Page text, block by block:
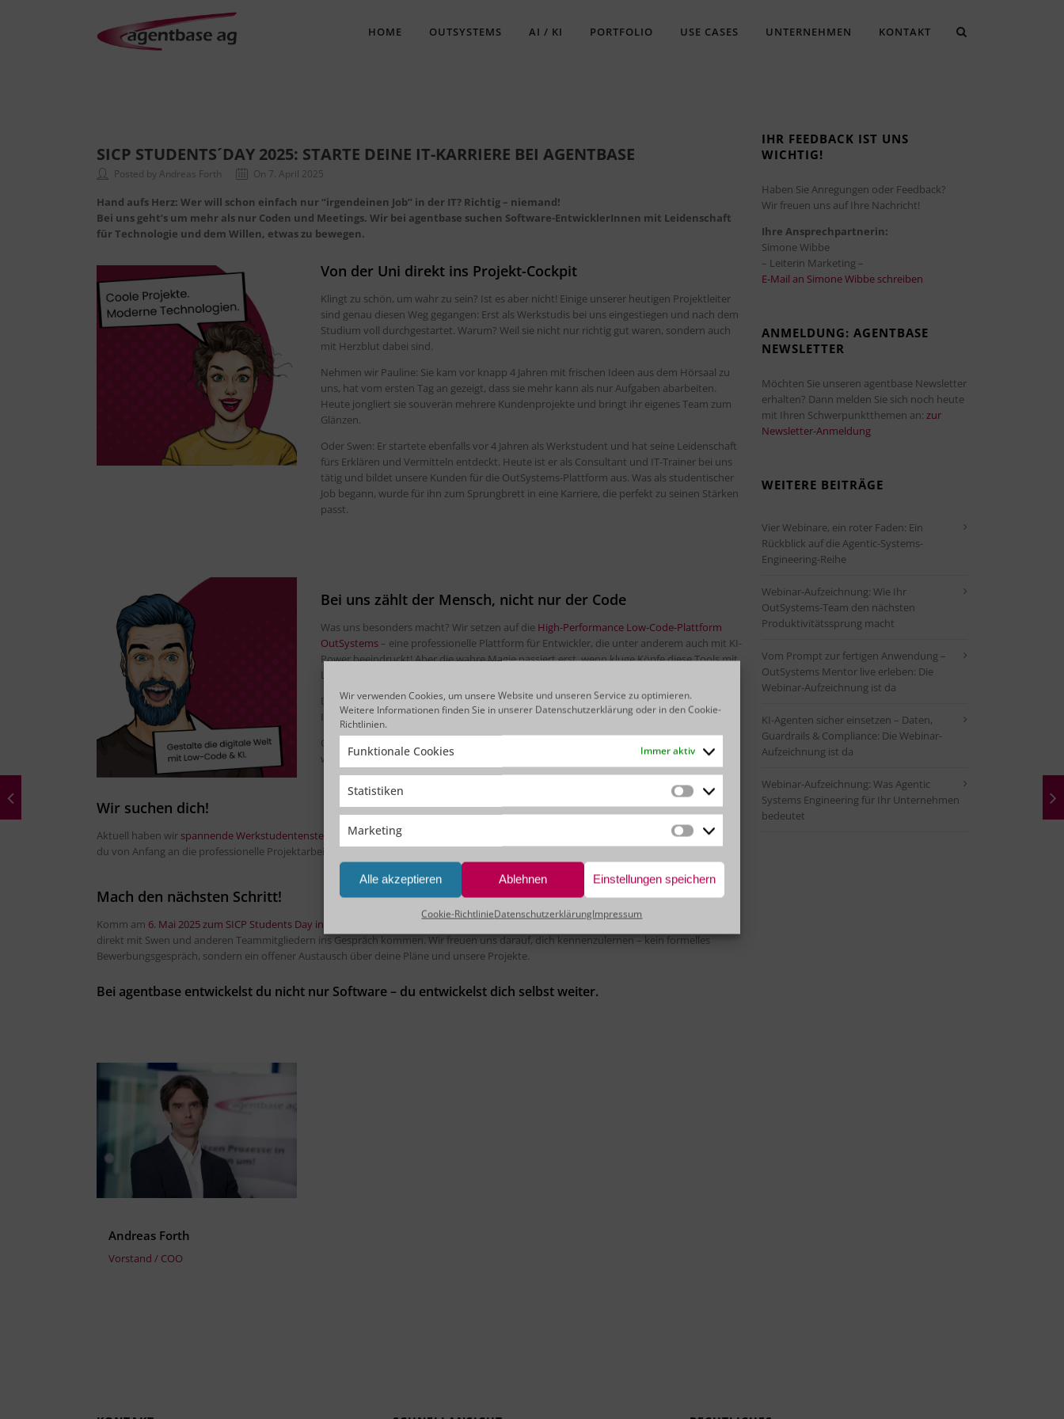
Wir verwenden Cookies, um unsere Website und unseren Service zu optimieren.
Weitere Informationen finden Sie in unserer Datenschutzerklärung oder in denCookie-
Richtlinien.
Funktionale Cookies Immer aktiv
Statistiken Statistiken
Marketing Marketing
Alle akzeptieren Ablehnen Einstellungen speichern
Cookie-RichtlinieDatenschutzerklärungImpressum
HOME OUTSYSTEMS AI / KI PORTFOLIO USE CASES UNTERNEHMEN KONTAKT
SICP STUDENTS´DAY 2025: STARTE DEINE IT-KARRIERE BEI AGENTBASE
Posted by Andreas Forth On 7. April 2025
Hand aufs Herz: Wer will schon einfach nur “irgendeinen Job” in der IT? Richtig – niemand!
Bei uns geht’s um mehr als nur Coden und Meetings. Wir bei agentbase suchen Software-EntwicklerInnen mit Leidenschaft
für Technologie und dem Willen, etwas zu bewegen.
Von der Uni direkt ins Projekt-Cockpit
Klingt zu schön, um wahr zu sein? Ist es aber nicht! Einige unserer heutigen Projektleiter
sind genau diesen Weg gegangen: Erst als Werkstudis bei uns eingestiegen und nach dem
Studium voll durchgestartet. Warum? Weil sie nicht nur richtig gut waren, sondern auch
mit Herzblut dabei sind.
Nehmen wir Pauline: Sie kam vor knapp 4 Jahren mit frischen Ideen aus dem Hörsaal zu
uns, hat vom ersten Tag an gezeigt, dass sie mehr kann als nur Aufgaben abarbeiten.
Heute jongliert sie souverän mehrere Kundenprojekte und bringt ihr eigenes Team zum
Glänzen.
Oder Swen: Er startete ebenfalls vor 4 Jahren als Werkstudent und hat seine Leidenschaft
fürs Erklären und Vermitteln entdeckt. Heute ist er als Consultant und IT-Trainer bei uns
tätig und bildet unsere Kunden für die OutSystems-Plattform aus. Was als studentischer
Job begann, wurde für ihn zum Sprungbrett in eine Karriere, die perfekt zu seinen Stärken
passt.
Bei uns zählt der Mensch, nicht nur der Code
Was uns besonders macht? Wir setzen auf die High-Performance Low-Code-Plattform
OutSystems – eine professionelle Plattform für Entwickler, die unter anderem auch mit KI-
Power beeindruckt! Aber die wahre Magie passiert erst, wenn kluge Köpfe diese Tools mit
Leben füllen.
Du willst nicht nur programmieren, sondern Verantwortung übernehmen und eigene
Ideen einbringen? Bei uns kannst du das!
Ob du gerne tief in die Technik eintauchst oder lieber das große Ganze im Blick behältst –
wir finden zusammen deinen Weg.
Wir suchen dich!
Aktuell haben wir spannende Werkstudentenstellen in der Softwareentwicklung und im Projektmanagement
zu besetzen. Bei uns lernst
du von Anfang an die professionelle Projektarbeit mit echten Kunden kennen.
Mach den nächsten Schritt!
Komm am 6. Mai 2025 zum SICP Students Day in der Zukunftsmeile 2 in Paderbornund besuche uns an unserem Stand! Dort kannst du
direkt mit Swen und anderen Teammitgliedern ins Gespräch kommen. Wir freuen uns darauf, dich kennenzulernen – kein formelles
Bewerbungsgespräch, sondern ein offener Austausch über deine Pläne und unsere Projekte.
Bei agentbase entwickelst du nicht nur Software – du entwickelst dich selbst weiter.
Andreas Forth
Vorstand / COO
IHR FEEDBACK IST UNS
WICHTIG!
Haben Sie Anregungen oder Feedback?
Wir freuen uns auf Ihre Nachricht!
Ihre Ansprechpartnerin:
Simone Wibbe
– Leiterin Marketing –
E-Mail an Simone Wibbe schreiben
ANMELDUNG: AGENTBASE
NEWSLETTER
Möchten Sie unseren agentbase Newsletter
erhalten? Dann melden Sie sich noch heute
mit Ihren Schwerpunktthemen an: zur
Newsletter-Anmeldung
WEITERE BEITRÄGE
Vier Webinare, ein roter Faden: Ein
Rückblick auf die Agentic-Systems-
Engineering-Reihe
Webinar-Aufzeichnung: Wie Ihr
OutSystems-Team den nächsten
Produktivitätssprung macht
Vom Prompt zur fertigen Anwendung –
OutSystems Mentor live erleben: Die
Webinar-Aufzeichnung ist da
KI-Agenten sicher einsetzen – Daten,
Guardrails & Compliance: Die Webinar-
Aufzeichnung ist da
Webinar-Aufzeichnung: Was Agentic
Systems Engineering für Ihr Unternehmen
bedeutet